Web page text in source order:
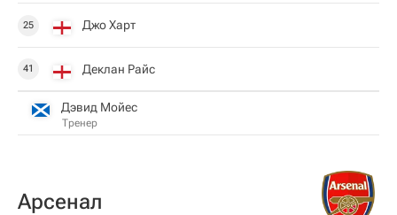
25 Джо Харт
41 Деклан Райс
Дэвид Мойес
Тренер
Арсенал